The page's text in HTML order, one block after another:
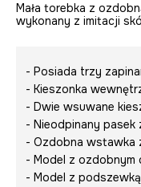
Mała torebka z
wykonany z imitacji
- Posiada trzy
- Kieszonka
- Dwie wsuwane
- Nieodpinany pasek
- Ozdobna wstawka
- Model z ozdobnym
- Model z